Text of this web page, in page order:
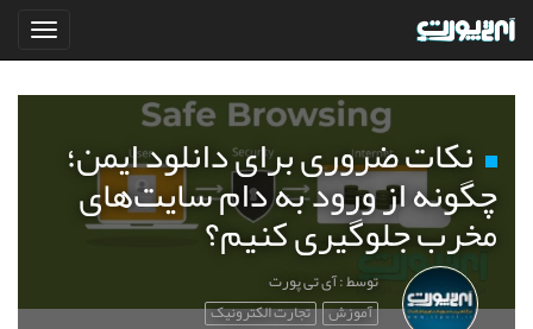
نکات ضروری برای دانلود ایمن؛
چگونه از ورود به دام سایت‌های
مخرب جلوگیری کنیم؟
توسط : آی تی پورت
آموزش تجارت الکترونیک